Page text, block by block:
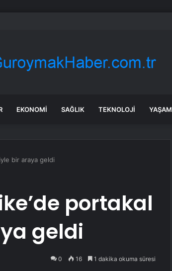
Öykü Serter’in savunmaları aynı
EKONOMI SAĞLIK TEKNOLOJI YAŞAM
bir araya geldi
portakal
geldi
0 16 1 dakika okuma süresi